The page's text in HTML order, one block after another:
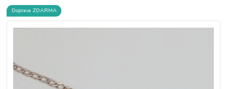
Doprava ZDARMA